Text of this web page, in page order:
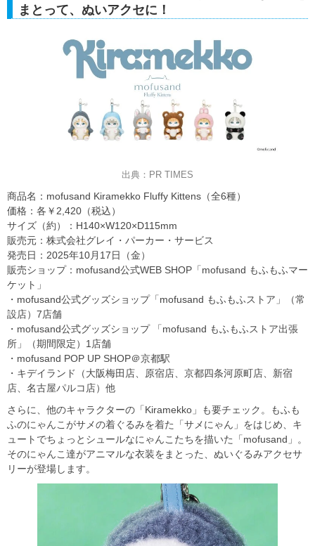
まとって、ぬいアクセに！
出典：PR TIMES
商品名：mofusand Kiramekko Fluffy Kittens（全6種）
価格：各￥2,420（税込）
サイズ（約）：H140×W120×D115mm
販売元：株式会社グレイ・パーカー・サービス
発売日：2025年10月17日（金）
販売ショップ：mofusand公式WEB SHOP「mofusand もふもふマー
ケット」
・mofusand公式グッズショップ「mofusand もふもふストア」（常
設店）7店舗
・mofusand公式グッズショップ 「mofusand もふもふストア出張
所」（期間限定）1店舗
・mofusand POP UP SHOP＠京都駅
・キデイランド（大阪梅田店、原宿店、京都四条河原町店、新宿
店、名古屋パルコ店）他
さらに、他のキャラクターの「Kiramekko」も要チェック。もふも
ふのにゃんこがサメの着ぐるみを着た「サメにゃん」をはじめ、キ
ュートでちょっとシュールなにゃんこたちを描いた「mofusand」。
そのにゃんこ達がアニマルな衣装をまとった、ぬいぐるみアクセサ
リーが登場します。